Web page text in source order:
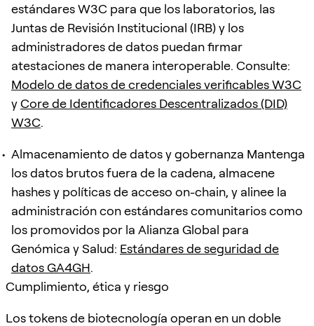
estándares W3C para que los laboratorios, las
Juntas de Revisión Institucional (IRB) y los
administradores de datos puedan firmar
atestaciones de manera interoperable. Consulte:
Modelo de datos de credenciales verificables W3C
yCore de Identificadores Descentralizados (DID)
W3C.
Almacenamiento de datos y gobernanza Mantenga
los datos brutos fuera de la cadena, almacene
hashes y políticas de acceso on-chain, y alinee la
administración con estándares comunitarios como
los promovidos por la Alianza Global para
Genómica y Salud: Estándares de seguridad de
datos GA4GH.
Cumplimiento, ética y riesgo
Los tokens de biotecnología operan en un doble